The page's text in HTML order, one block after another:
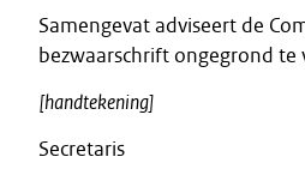
Samengevat adviseert de
bezwaarschrift ongegrond te
[handtekening]
Secretaris